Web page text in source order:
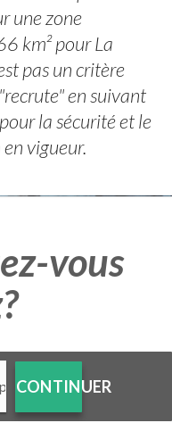
une zone
km² pour La
pas un critère
en suivant
la sécurité et le
vigueur.
vous
CONTINUER